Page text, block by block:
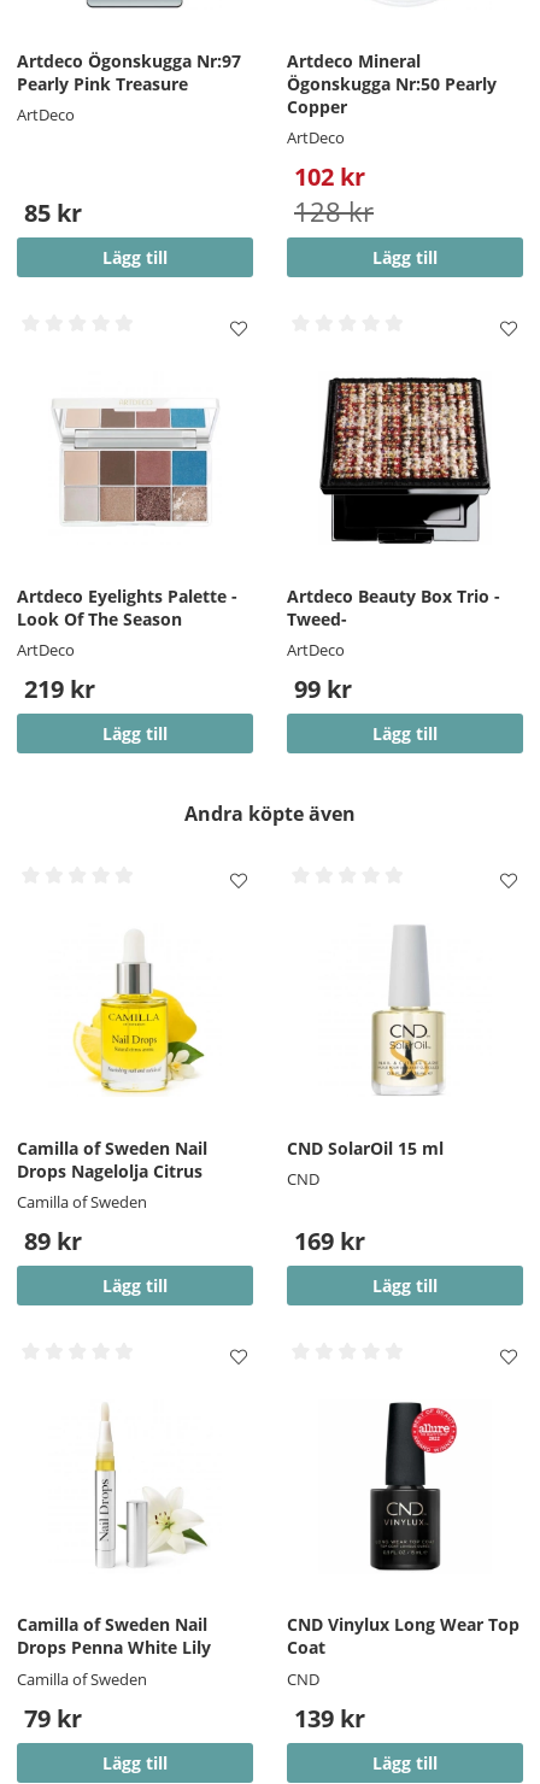
Artdeco Ögonskugga Nr:97
Pearly Pink Treasure
ArtDeco
85 kr
Lägg till
Artdeco Mineral
Ögonskugga Nr:50 Pearly
Copper
ArtDeco
102 kr
128 kr
Lägg till
Artdeco Eyelights Palette -
Look Of The Season
ArtDeco
219 kr
Lägg till
Artdeco Beauty Box Trio -
Tweed-
ArtDeco
99 kr
Lägg till
Andra köpte även
Camilla of Sweden Nail
Drops Nagelolja Citrus
Camilla of Sweden
89 kr
Lägg till
CND SolarOil 15 ml
CND
169 kr
Lägg till
Camilla of Sweden Nail
Drops Penna White Lily
Camilla of Sweden
79 kr
Lägg till
CND Vinylux Long Wear Top
Coat
CND
139 kr
Lägg till